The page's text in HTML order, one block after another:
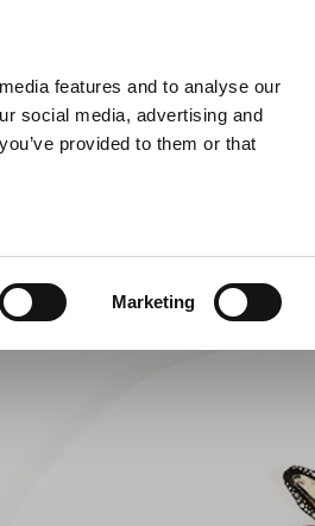
features and to analyse our
social media, advertising and
provided to them or that
Marketing
Søg